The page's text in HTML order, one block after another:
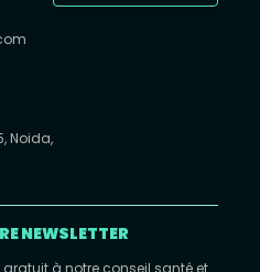
Noida,
NEWSLETTER
à notre conseil santé et